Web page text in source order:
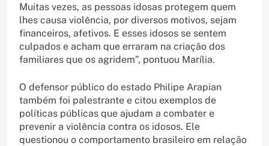
Muitas vezes, as pessoas idosas protegem quem
lhes causa violência, por diversos motivos, sejam
financeiros, afetivos. E esses idosos se sentem
culpados e acham que erraram na criação dos
familiares que os agridem”, pontuou Marília.
O defensor público do estado Philipe Arapian
também foi palestrante e citou exemplos de
políticas públicas que ajudam a combater e
prevenir a violência contra os idosos. Ele
questionou o comportamento brasileiro em relação